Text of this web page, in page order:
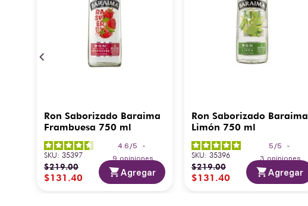
Ron Saborizado Baraima
Frambuesa 750 ml
4.6 /5
-
9 opiniones
SKU: 35397
$219.00
$131 .40 Agregar
Ron Saborizado Baraima
Limón 750 ml
5 /5
-
3 opiniones
SKU: 35396
$219.00
$131 .40 Agregar